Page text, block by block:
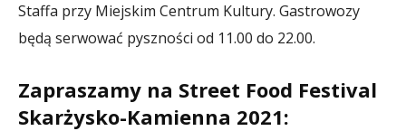
Staffa przy Miejskim Centrum Kultury. Gastrowozy
będą serwować pyszności od 11.00 do 22.00.
Zapraszamy na Street Food Festival
Skarżysko-Kamienna 2021: